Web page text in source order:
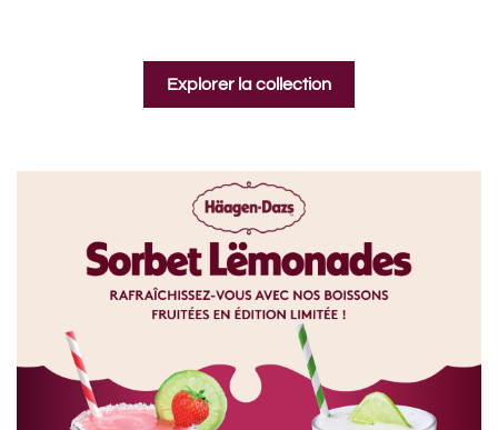
Explorer la collection